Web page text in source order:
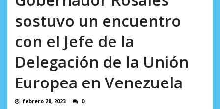
sostuvo un encuentro
con el Jefe de la
Delegación de la Unión
Europea en Venezuela
febrero 28, 2023 0